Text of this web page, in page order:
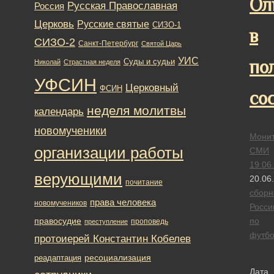
в
СМИ
по
Дата
Россия Русская Православная
Церковь Русские святые СИЗО-1
СИЗО-2 Санкт-Петербург Святой Царь
Николай Страстная неделя Суды и судьи УИС
УФСИН ФСИН Церковный
календарь неделя молитвы
новомученики
организации работы
верующими почитание
новомучеников права человека
правосудие преступление проповедь
протоиерей Константин Кобелев
реадаптация ресоциализация